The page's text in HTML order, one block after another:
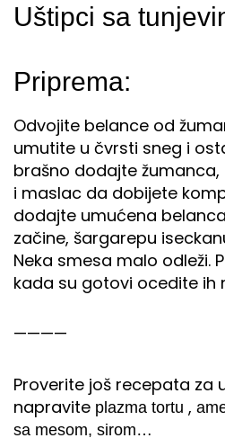
Uštipci sa
Priprema:
Odvojite belance od
umutite u čvrsti sneg i
brašno dodajte
i maslac da dobijete
dodajte umućena
začine, šargarepu
Neka smesa malo odleži.
kada su gotovi ocedite ih
————
Proverite još recepata za
napravite plazma tortu ,
sa mesom, sirom…